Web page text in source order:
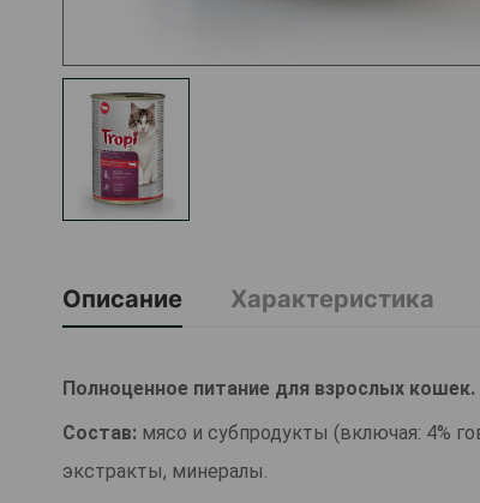
Описание Характеристика
Полноценное питание для взрослых кошек.
Состав: мясо и субпродукты (включая: 4%
экстракты, минералы.